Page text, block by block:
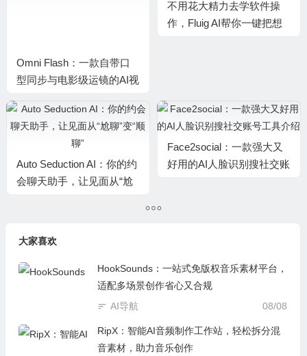
Omni Flash：一款自带口
型同步与电影级运镜的AI视
会聊天助手，让见面从“尬
HookSounds：一站式免版权音乐素材平台，
适配多场景创作省心又合规